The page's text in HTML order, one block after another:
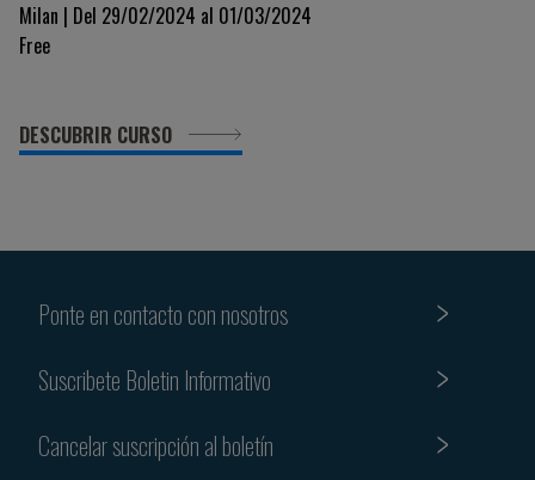
Milan | Del 29/02/2024 al 01/03/2024
Free
DESCUBRIR CURSO
Ponte en contacto con nosotros
Suscribete Boletin Informativo
Cancelar suscripción al boletín